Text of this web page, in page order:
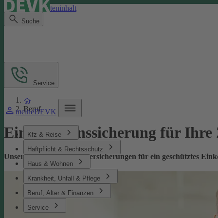
Direkt zum Seiteninhalt
Suche
meineDEVK
Kfz & Reise
Haftpflicht & Rechtsschutz
Haus & Wohnen
Krankheit, Unfall & Pflege
Beruf, Alter & Finanzen
Service
Service
Beruf
Einkommenssicherung für
Unsere leistungsstarken Versicherungen für ein geschütztes